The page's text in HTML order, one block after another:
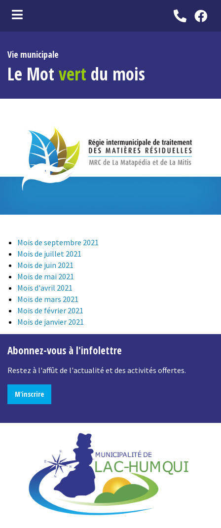
(Services aux citoyens )
(Loisirs et culture )
(Attraits touristiques )
Vie municipale
Le Mot vert du mois
Mois de septembre 2021
Mois de juillet 2021
Mois de juin 2021
Mois de mai 2021
Mois d'avril 2021
Mois de mars 2021
Mois de février 2021
Mois de janvier 2021
Abonnez-vous à l'infolettre
Restez à l'affût de l'actualité et des activités offertes.
M'inscrire